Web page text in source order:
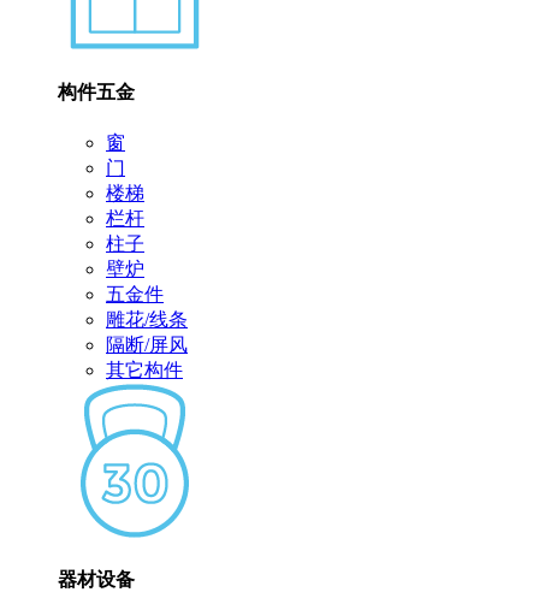
构件五金
窗
门
楼梯
栏杆
柱子
壁炉
五金件
雕花/线条
隔断/屏风
其它构件
器材设备